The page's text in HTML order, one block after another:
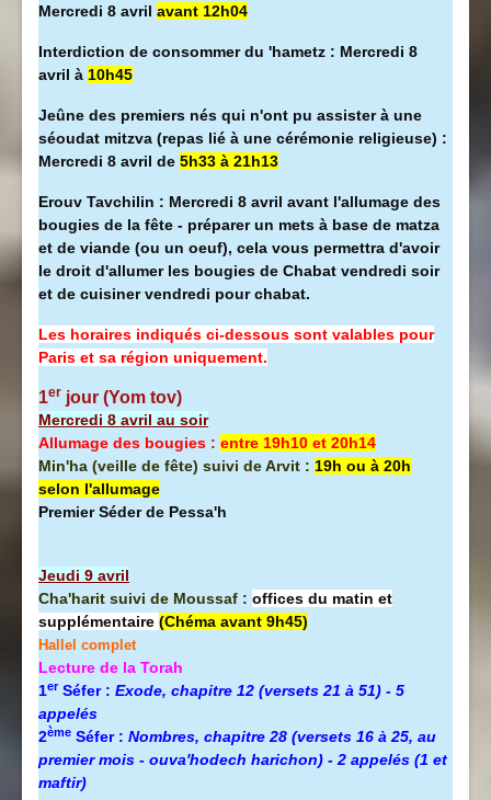
Mercredi 8 avril avant 12h04
Interdiction de consommer du 'hametz : Mercredi 8
avril à 10h45
Jeûne des premiers nés qui n'ont pu assister à une
séoudat mitzva (repas lié à une cérémonie religieuse) :
Mercredi 8 avril de 5h33 à 21h13
Erouv Tavchilin : Mercredi 8 avril avant l'allumage des
bougies de la fête - préparer un mets à base de matza
et de viande (ou un oeuf), cela vous permettra d'avoir
le droit d'allumer les bougies de Chabat vendredi soir
et de cuisiner vendredi pour chabat.
Les horaires indiqués ci-dessous sont valables pour
Paris et sa région uniquement.
1er jour (Yom tov)
Mercredi 8 avril au soir
Allumage des bougies : entre 19h10 et 20h14
Min'ha (veille de fête) suivi de Arvit : 19h ou à 20h
selon l'allumage
Premier Séder de Pessa'h
Jeudi 9 avril
Cha'harit suivi de Moussaf : offices du matin et
supplémentaire (Chéma avant 9h45)
Hallel complet
Lecture de la Torah
1erSéfer : Exode, chapitre 12 (versets 21 à 51) - 5
appelés
2ème Séfer : Nombres, chapitre 28 (versets 16 à 25, au
premier mois - ouva'hodech harichon) - 2 appelés (1 et
maftir)